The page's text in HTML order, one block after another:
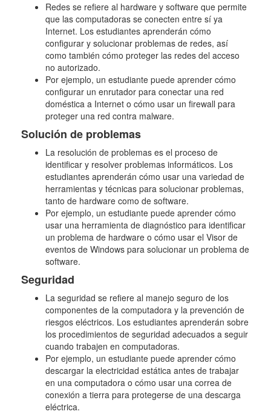
Redes se refiere al hardware y software que permite
que las computadoras se conecten entre sí ya
Internet. Los estudiantes aprenderán cómo
configurar y solucionar problemas de redes, así
como también cómo proteger las redes del acceso
no autorizado.
Por ejemplo, un estudiante puede aprender cómo
configurar un enrutador para conectar una red
doméstica a Internet o cómo usar un firewall para
proteger una red contra malware.
Solución de problemas
La resolución de problemas es el proceso de
identificar y resolver problemas informáticos. Los
estudiantes aprenderán cómo usar una variedad de
herramientas y técnicas para solucionar problemas,
tanto de hardware como de software.
Por ejemplo, un estudiante puede aprender cómo
usar una herramienta de diagnóstico para identificar
un problema de hardware o cómo usar el Visor de
eventos de Windows para solucionar un problema de
software.
Seguridad
La seguridad se refiere al manejo seguro de los
componentes de la computadora y la prevención de
riesgos eléctricos. Los estudiantes aprenderán sobre
los procedimientos de seguridad adecuados a seguir
cuando trabajen en computadoras.
Por ejemplo, un estudiante puede aprender cómo
descargar la electricidad estática antes de trabajar
en una computadora o cómo usar una correa de
conexión a tierra para protegerse de una descarga
eléctrica.